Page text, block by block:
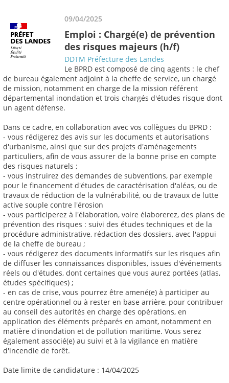
09/04/2025
Emploi : Chargé(e) de prévention
des risques majeurs (h/f)
DDTM Préfecture des Landes
Le BPRD est composé de cinq agents : le chef
de bureau également adjoint à la cheffe de service, un chargé
de mission, notamment en charge de la mission référent
départemental inondation et trois chargés d'études risque dont
un agent défense.
Dans ce cadre, en collaboration avec vos collègues du BPRD :
- vous rédigerez des avis sur les documents et autorisations
d'urbanisme, ainsi que sur des projets d'aménagements
particuliers, afin de vous assurer de la bonne prise en compte
des risques naturels ;
- vous instruirez des demandes de subventions, par exemple
pour le financement d'études de caractérisation d'aléas, ou de
travaux de réduction de la vulnérabilité, ou de travaux de lutte
active souple contre l'érosion
- vous participerez à l'élaboration, voire élaborerez, des plans de
prévention des risques : suivi des études techniques et de la
procédure administrative, rédaction des dossiers, avec l'appui
de la cheffe de bureau ;
- vous rédigerez des documents informatifs sur les risques afin
de diffuser les connaissances disponibles, issues d'événements
réels ou d'études, dont certaines que vous aurez portées (atlas,
études spécifiques) ;
- en cas de crise, vous pourrez être amené(e) à participer au
centre opérationnel ou à rester en base arrière, pour contribuer
au conseil des autorités en charge des opérations, en
application des éléments préparés en amont, notamment en
matière d'inondation et de pollution maritime. Vous serez
également associé(e) au suivi et à la vigilance en matière
d'incendie de forêt.
Date limite de candidature : 14/04/2025